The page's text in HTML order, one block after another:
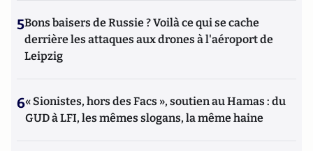
5Bons baisers de Russie ? Voilà ce qui se cache
derrière les attaques aux drones à l'aéroport de
Leipzig
6« Sionistes, hors des Facs », soutien au Hamas : du
GUD à LFI, les mêmes slogans, la même haine